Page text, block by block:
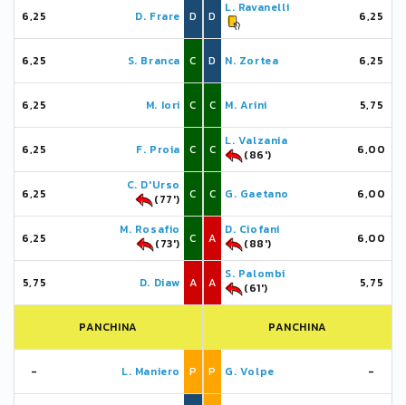
6,25 D. Frare D
6,25 S. Branca C
6,25 M. Iori C
6,25 F. Proia C
6,25
C. D'Urso
(77')
C
6,25
M. Rosafio
(73')
C
5,75 D. Diaw A
PANCHINA
- L. Maniero P
D
L. Ravanelli
6,25
D N. Zortea 6,25
C M. Arini 5,75
C
L. Valzania
(86')
6,00
C G. Gaetano 6,00
A
D. Ciofani
(88')
6,00
A
S. Palombi
(61')
5,75
PANCHINA
P G. Volpe -